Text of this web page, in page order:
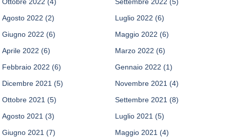
Agosto 2022 (2) Luglio 2022 (6)
Giugno 2022 (6) Maggio 2022 (6)
Aprile 2022 (6) Marzo 2022 (6)
Febbraio 2022 (6) Gennaio 2022 (1)
Dicembre 2021 (5) Novembre 2021 (4)
Ottobre 2021 (5) Settembre 2021 (8)
Agosto 2021 (3) Luglio 2021 (5)
Giugno 2021 (7) Maggio 2021 (4)